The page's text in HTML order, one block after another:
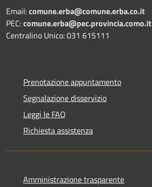
Email:comune.erba@comune.erba.co.it
PEC:comune.erba@pec.provincia.como.it
Centralino Unico: 031 615111
Prenotazione appuntamento
Segnalazione disservizio
Leggi le FAQ
Richiesta assistenza
Amministrazione trasparente